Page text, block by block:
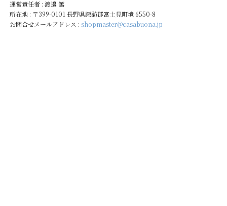
運営責任者 : 渡邉 篤
所在地 : 〒399-0101 長野県諏訪郡富士見町境 6550-8
お問合せメールアドレス : shopmaster@casabuona.jp